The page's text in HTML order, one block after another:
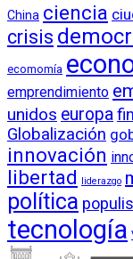
China ciencia
crisis
ecomomía
emprendimiento
unidos europa
Globalización
innovación
libertad liderazgo
política
tecnología